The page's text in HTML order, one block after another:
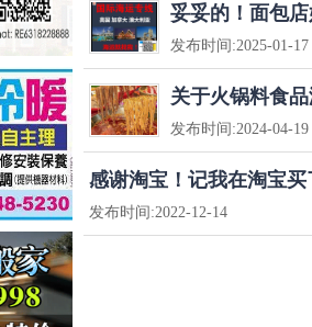
妥妥的！面包
发布时间:2025-01-17
关于火锅料食
发布时间:2024-04-19
感谢淘宝！记我在淘宝
发布时间:2022-12-14